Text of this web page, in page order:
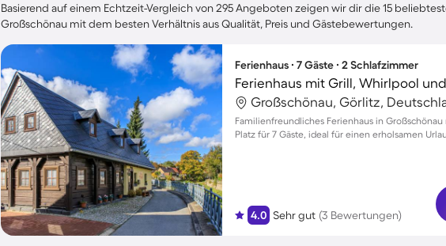
Basierend auf einem Echtzeit-Vergleich von 295 Angeboten zeigen wir dir die 15
Großschönau mit dem besten Verhältnis aus Qualität, Preis und Gästebewertungen.
Ferienhaus ∙ 7 Gäste ∙ 2 Schlafzimmer
Großschönau, Görlitz,
Familienfreundliches Ferienhaus in
Platz für 7 Gäste, ideal für einen erholsamen
4.0 Sehr gut (3 Bewertungen)